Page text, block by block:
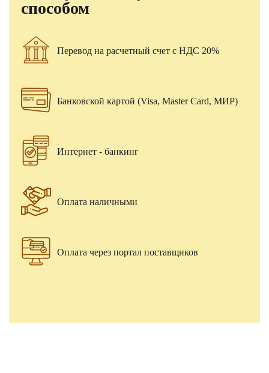
способом
Перевод на расчетный счет с НДС 20%
Банковской картой (Visa, Master Card, МИР)
Интернет - банкинг
Оплата наличными
Оплата через портал поставщиков